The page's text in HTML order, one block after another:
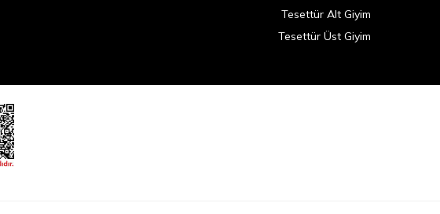
Tesettür Alt Giyim
Tesettür Üst Giyim